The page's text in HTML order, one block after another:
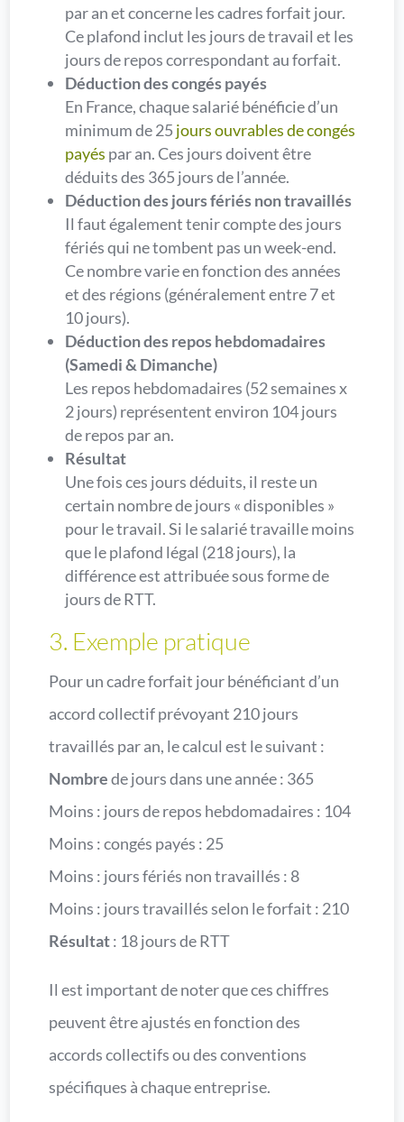
par an et concerne les cadres forfait jour.
Ce plafond inclut les jours de travail et les
jours de repos correspondant au forfait.
Déduction des congés payés
En France, chaque salarié bénéficie d’un
minimum de 25jours ouvrables de congés
payés par an. Ces jours doivent être
déduits des 365 jours de l’année.
Déduction des jours fériés non travaillés
Il faut également tenir compte des jours
fériés qui ne tombent pas un week-end.
Ce nombre varie en fonction des années
et des régions (généralement entre 7 et
10 jours).
Déduction des repos hebdomadaires
(Samedi & Dimanche)
Les repos hebdomadaires (52 semaines x
2 jours) représentent environ 104 jours
de repos par an.
Résultat
Une fois ces jours déduits, il reste un
certain nombre de jours « disponibles »
pour le travail. Si le salarié travaille moins
que le plafond légal (218 jours), la
différence est attribuée sous forme de
jours de RTT.
3. Exemple pratique
Pour un cadre forfait jour bénéficiant d’un
accord collectif prévoyant 210 jours
travaillés par an, le calcul est le suivant :
Nombrede jours dans une année : 365
Moins : jours de repos hebdomadaires : 104
Moins : congés payés : 25
Moins : jours fériés non travaillés : 8
Moins : jours travaillés selon le forfait : 210
Résultat: 18 jours de RTT
Il est important de noter que ces chiffres
peuvent être ajustés en fonction des
accords collectifs ou des conventions
spécifiques à chaque entreprise.